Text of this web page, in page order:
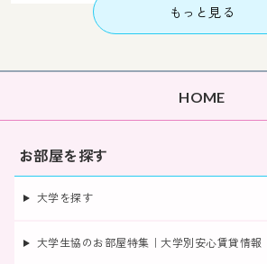
もっと見る
HOME
お部屋を探す
大学を探す
大学生協のお部屋特集｜大学別安心賃貸情報